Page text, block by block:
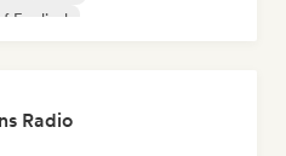
Englisch
Radio